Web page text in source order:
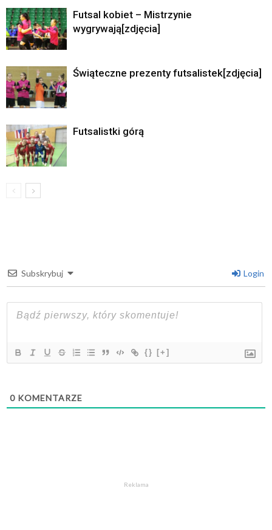
Futsal kobiet – Mistrzynie
wygrywają[zdjęcia]
Świąteczne prezenty futsalistek[zdjęcia]
Futsalistki górą
Subskrybuj Login
{} [+]
0 KOMENTARZE
Reklama